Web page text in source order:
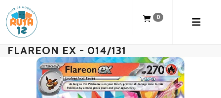
0
FLAREON EX - 014/131